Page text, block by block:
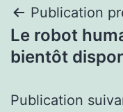
de
Publication
Le robot
bientôt
Publication